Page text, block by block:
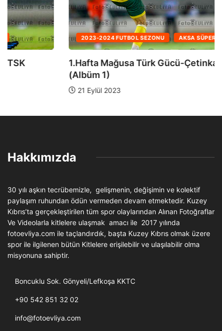
2023-2024 FUTBOL SEZONU AKSA SÜPER LIG
1.Hafta Mağusa Türk Gücü-Çetinkaya TSK
Hakkımızda
30 yılı aşkın tecrübemizle, gelişmenin, değişimin ve kolektif
paylaşım ruhundan ödün vermeden devam etmektedir. Kuzey
Kıbrıs’ta gerçekleştirilen tüm spor olaylarından Alınan Fotoğraflar
Ve Videolarla kitlelere ulaşmak amacı ile 2017 yılında
fotoevliya.com ile taçlandırdık, başta Kuzey Kıbrıs olmak üzere
spor ile ilgilenen bütün Kitlelere erişilebilir ve ulaşılabilir olma
misyonuna sahiptir.
Boncuklu Sok. Gönyeli/Lefkoşa KKTC
+90 542 851 32 02
info@fotoevliya.com